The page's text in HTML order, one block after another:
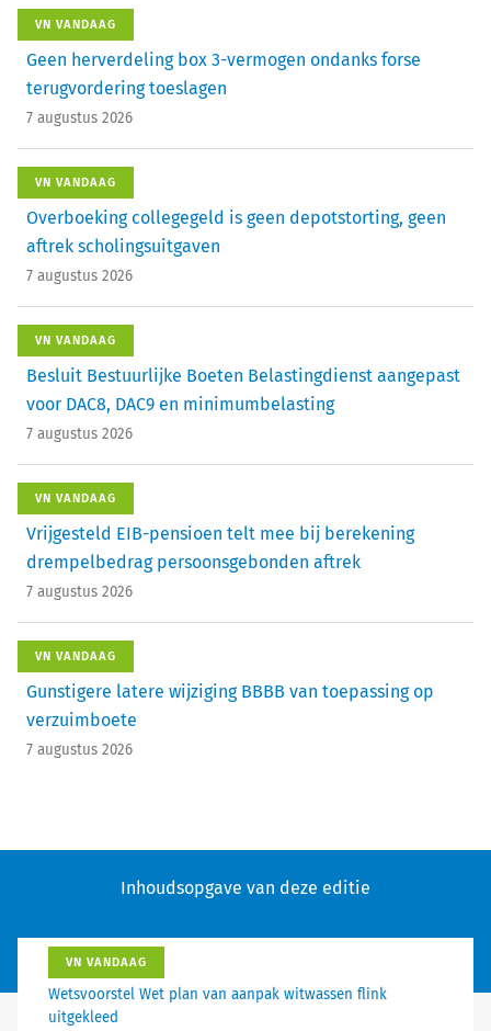
VN VANDAAG
Geen herverdeling box 3-vermogen ondanks forse
terugvordering toeslagen
7 augustus 2026
VN VANDAAG
Overboeking collegegeld is geen depotstorting, geen
aftrek scholingsuitgaven
7 augustus 2026
VN VANDAAG
Besluit Bestuurlijke Boeten Belastingdienst aangepast
voor DAC8, DAC9 en minimumbelasting
7 augustus 2026
VN VANDAAG
Vrijgesteld EIB-pensioen telt mee bij berekening
drempelbedrag persoonsgebonden aftrek
7 augustus 2026
VN VANDAAG
Gunstigere latere wijziging BBBB van toepassing op
verzuimboete
7 augustus 2026
Inhoudsopgave van deze editie
VN VANDAAG
Wetsvoorstel Wet plan van aanpak witwassen flink
uitgekleed